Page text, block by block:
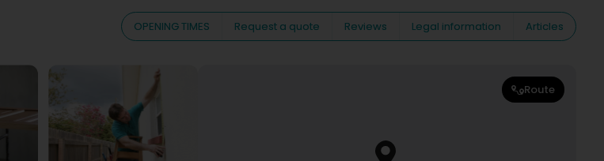
OPENING TIMES Request a quote Reviews Legal information
Articles
Route